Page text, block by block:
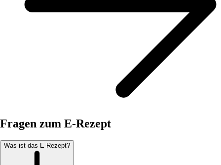
Fragen zum E-Rezept
Was ist das E-Rezept?